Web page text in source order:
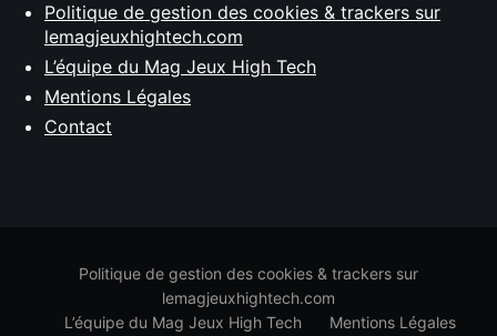
Politique de gestion des cookies & trackers sur
lemagjeuxhightech.com
L’équipe du Mag Jeux High Tech
Mentions Légales
Contact
Politique de gestion des cookies & trackers sur
lemagjeuxhightech.com
L’équipe du Mag Jeux High Tech
Mentions Légales